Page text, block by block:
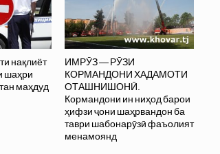
нақлиёт
шаҳри
маҳдуд
ИМРӮЗ — РӮЗИ
КОРМАНДОНИ ХАДАМОТИ
ОТАШНИШОНӢ.
Кормандони ин ниҳод барои
ҳифзи ҷони шаҳрвандон ба
таври шабонарӯзӣ фаъолият
менамоянд